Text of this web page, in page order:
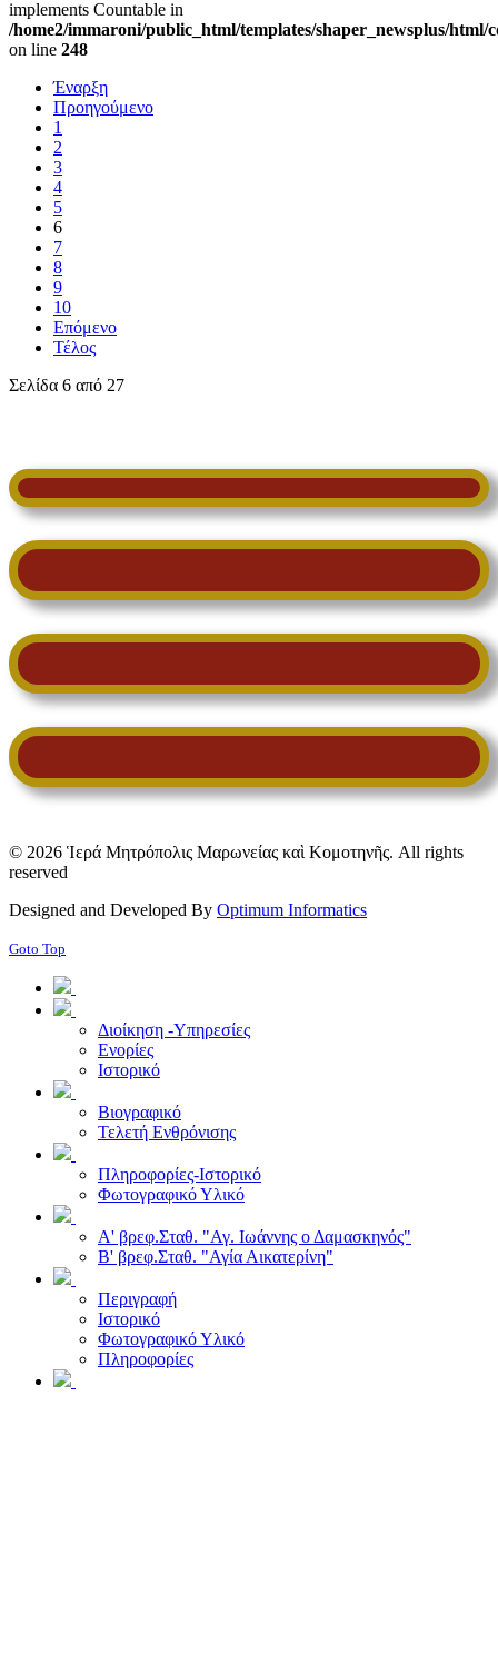
implements Countable in
/home2/immaroni/public_html/templates/shaper_newsplus/html/
on line 248
Έναρξη
Προηγούμενο
1
2
3
4
5
6
7
8
9
10
Επόμενο
Τέλος
Σελίδα 6 από 27
© 2026 Ἱερά Μητρόπολις Μαρωνείας καὶ Κομοτηνῆς. All rights
reserved
Designed and Developed By Optimum Informatics
Goto Top
Διοίκηση -Υπηρεσίες
Ενορίες
Ιστορικό
Βιογραφικό
Τελετή Ενθρόνισης
Πληροφορίες-Ιστορικό
Φωτογραφικό Υλικό
Α' βρεφ.Σταθ. "Αγ. Ιωάννης ο Δαμασκηνός"
Β' βρεφ.Σταθ. "Αγία Αικατερίνη"
Περιγραφή
Ιστορικό
Φωτογραφικό Υλικό
Πληροφορίες